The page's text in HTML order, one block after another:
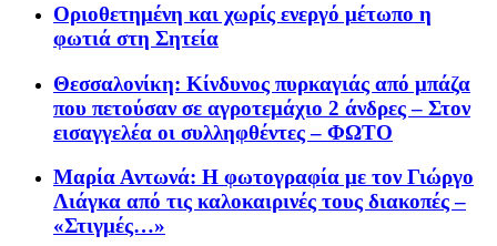
Οριοθετημένη και χωρίς ενεργό μέτωπο η
φωτιά στη Σητεία
Θεσσαλονίκη: Κίνδυνος πυρκαγιάς από μπάζα
που πετούσαν σε αγροτεμάχιο 2 άνδρες – Στον
εισαγγελέα οι συλληφθέντες – ΦΩΤΟ
Μαρία Αντωνά: Η φωτογραφία με τον Γιώργο
Λιάγκα από τις καλοκαιρινές τους διακοπές –
«Στιγμές…»